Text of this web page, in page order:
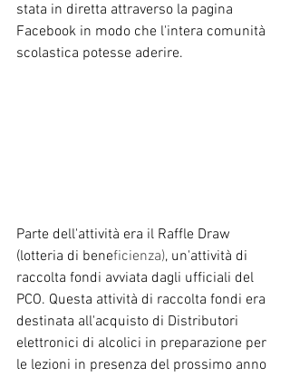
stata in diretta attraverso la pagina
Facebook in modo che l'intera comunità
scolastica potesse aderire.
Parte dell'attività era il Raffle Draw
(lotteria di beneficienza), un'attività di
raccolta fondi avviata dagli ufficiali del
PCO. Questa attività di raccolta fondi era
destinata all'acquisto di Distributori
elettronici di alcolici in preparazione per
le lezioni in presenza del prossimo anno